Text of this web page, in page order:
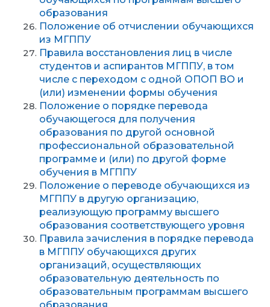
образования
Положение об отчислении обучающихся
из МГППУ
Правила восстановления лиц в числе
студентов и аспирантов МГППУ, в том
числе с переходом с одной ОПОП ВО и
(или) изменении формы обучения
Положение о порядке перевода
обучающегося для получения
образования по другой основной
профессиональной образовательной
программе и (или) по другой форме
обучения в МГППУ
Положение о переводе обучающихся из
МГППУ в другую организацию,
реализующую программу высшего
образования соответствующего уровня
Правила зачисления в порядке перевода
в МГППУ обучающихся других
организаций, осуществляющих
образовательную деятельность по
образовательным программам высшего